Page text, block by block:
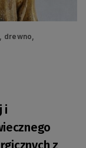
drewno,
i
z